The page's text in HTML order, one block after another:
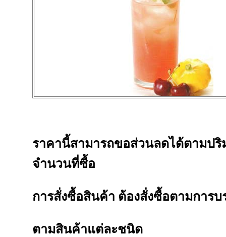
ราคานี้สามารถขอส่วนลดได้ตามป
จำนวนที่ซื้อ
การสั่งซื้อสินค้า ต้องสั่งซื้อตามการบ
ตามสินค้าแต่ละชนิด